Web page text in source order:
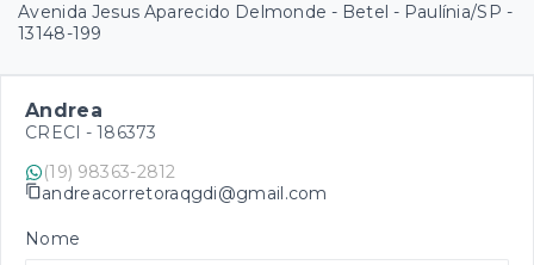
Avenida Jesus Aparecido Delmonde - Betel - Paulínia/SP -
13148-199
Andrea
CRECI - 186373
(19) 98363-2812
andreacorretoraqgdi@gmail.com
Nome